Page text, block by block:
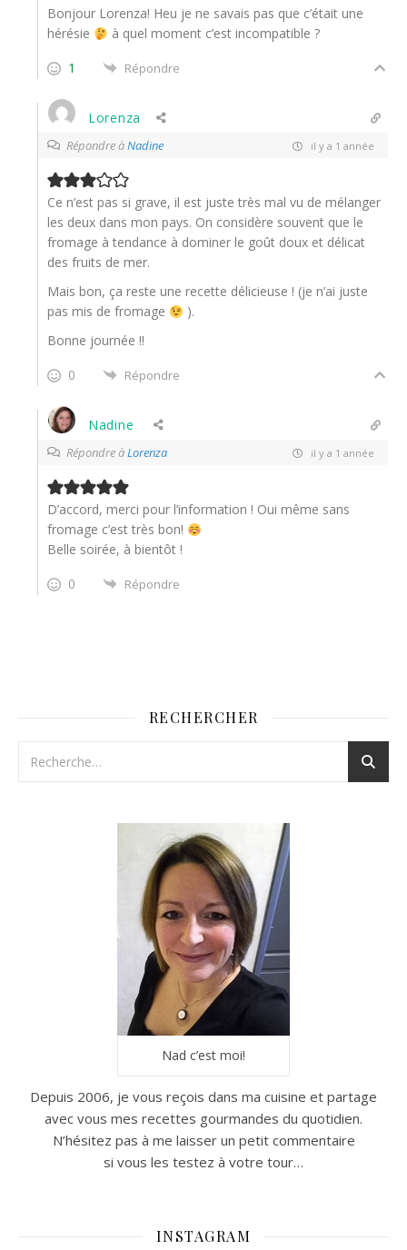
Bonjour Lorenza! Heu je ne savais pas que c’était une
hérésie
à quel moment c’est incompatible ?
1
Répondre
Lorenza
Répondre àNadine il y a 1 année
Ce n’est pas si grave, il est juste très mal vu de mélanger
les deux dans mon pays. On considère souvent que le
fromage à tendance à dominer le goût doux et délicat
des fruits de mer.
Mais bon, ça reste une recette délicieuse ! (je n’ai juste
pas mis de fromage
).
Bonne journée !!
0
Répondre
Nadine
Répondre àLorenza il y a 1 année
D’accord, merci pour l’information ! Oui même sans
fromage c’est très bon!
Belle soirée, à bientôt !
0
Répondre
RECHERCHER
Nad c’est moi!
Depuis 2006, je vous reçois dans ma cuisine et partage
avec vous mes recettes gourmandes du quotidien.
N’hésitez pas à me laisser un petit commentaire
si vous les testez à votre tour…
INSTAGRAM